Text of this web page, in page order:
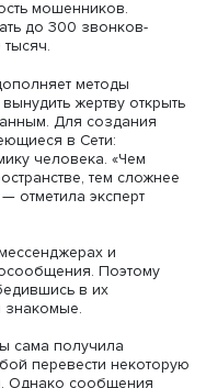
попыток
предупреждала
числа фишинговых
со ссылками,
запросы.
все больше
меньше
сам применяет
срабатывает с
заблокировать всех
ИИ
со
мошенников.
тысяч.